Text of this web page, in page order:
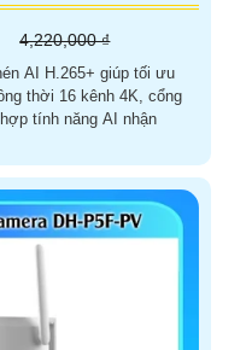
4,220,000 ₫
AI H.265+ giúp tối ưu